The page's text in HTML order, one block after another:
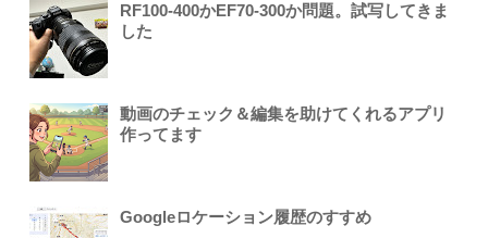
RF100-400かEF70-300か問題。試写してきま
した
動画のチェック＆編集を助けてくれるアプリ
作ってます
Googleロケーション履歴のすすめ